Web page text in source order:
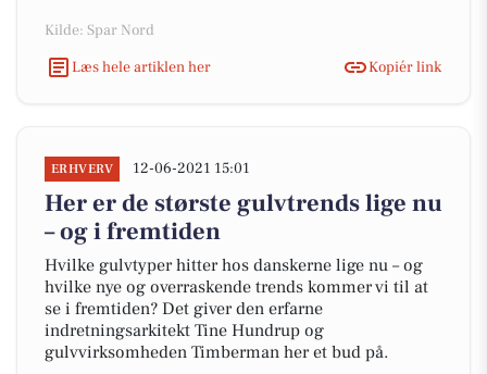
Kilde: Spar Nord
Læs hele artiklen her
Kopiér link
ERHVERV 12-06-2021 15:01
Her er de største gulvtrends lige nu
– og i fremtiden
Hvilke gulvtyper hitter hos danskerne lige nu – og
hvilke nye og overraskende trends kommer vi til at
se i fremtiden? Det giver den erfarne
indretningsarkitekt Tine Hundrup og
gulvvirksomheden Timberman her et bud på.